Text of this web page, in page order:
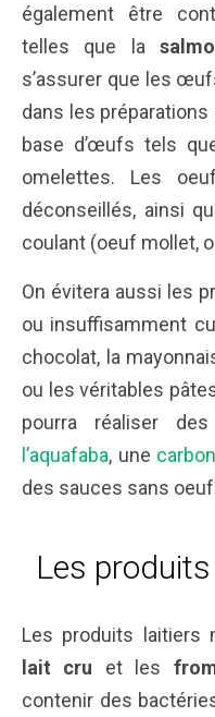
également être
telles que la
s’assurer que les
dans les
base d’œufs tels
omelettes. Les
déconseillés, ainsi
coulant (oeuf mollet,
On évitera aussi les
ou insuffisamment
chocolat, la
ou les véritables
pourra réaliser des
l’aquafaba, une
des sauces sans
Les
Les produits laitiers
lait cru et les
contenir des